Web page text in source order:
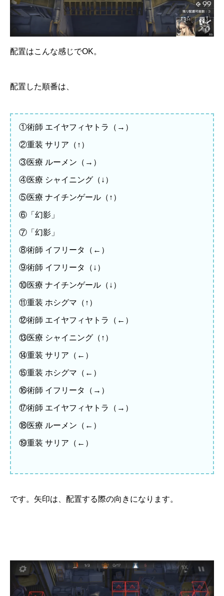
配置はこんな感じでOK。
配置した順番は、
①術師 エイヤフィヤトラ（→）
②重装 サリア（↑）
③医療 ルーメン（→）
④医療 シャイニング（↓）
⑤医療 ナイチンゲール（↑）
⑥「幻影」
⑦「幻影」
⑧術師 イフリータ（←）
⑨術師 イフリータ（↓）
⑩医療 ナイチンゲール（↓）
⑪重装 ホシグマ（↑）
⑫術師 エイヤフィヤトラ（←）
⑬医療 シャイニング（↑）
⑭重装 サリア（←）
⑮重装 ホシグマ（←）
⑯術師 イフリータ（→）
⑰術師 エイヤフィヤトラ（→）
⑱医療 ルーメン（←）
⑲重装 サリア（←）
です。矢印は、配置する際の向きになります。